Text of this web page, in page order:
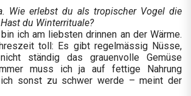
Wie erlebst du als tropischer Vogel die
du Winterrituale?
ich am liebsten drinnen an der Wärme.
toll: Es gibt regelmässig Nüsse,
ständig das grauenvolle Gemüse
muss ich ja auf fettige Nahrung
sonst zu schwer werde – meint der